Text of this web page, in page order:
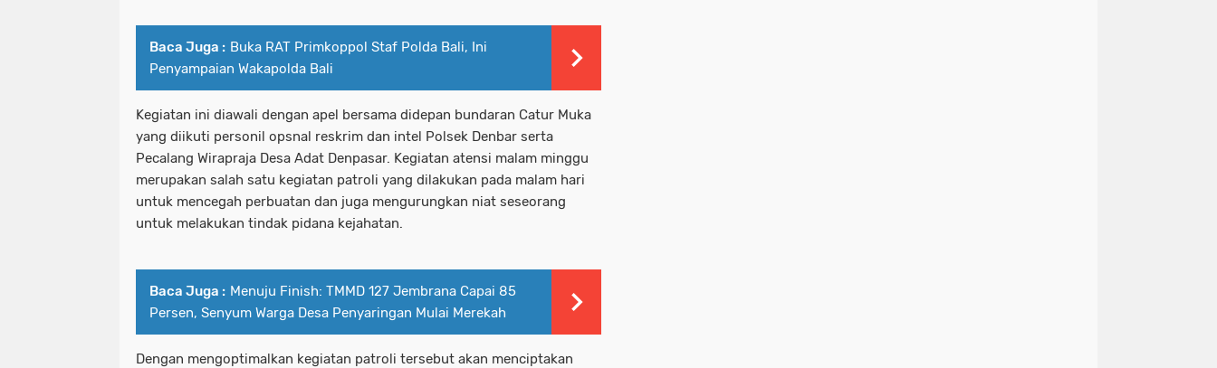
Baca Juga : Buka RAT Primkoppol Staf Polda Bali, Ini
Penyampaian Wakapolda Bali
Kegiatan ini diawali dengan apel bersama didepan bundaran Catur Muka
yang diikuti personil opsnal reskrim dan intel Polsek Denbar serta
Pecalang Wirapraja Desa Adat Denpasar. Kegiatan atensi malam minggu
merupakan salah satu kegiatan patroli yang dilakukan pada malam hari
untuk mencegah perbuatan dan juga mengurungkan niat seseorang
untuk melakukan tindak pidana kejahatan.
Baca Juga : Menuju Finish: TMMD 127 Jembrana Capai 85
Persen, Senyum Warga Desa Penyaringan Mulai Merekah
Dengan mengoptimalkan kegiatan patroli tersebut akan menciptakan